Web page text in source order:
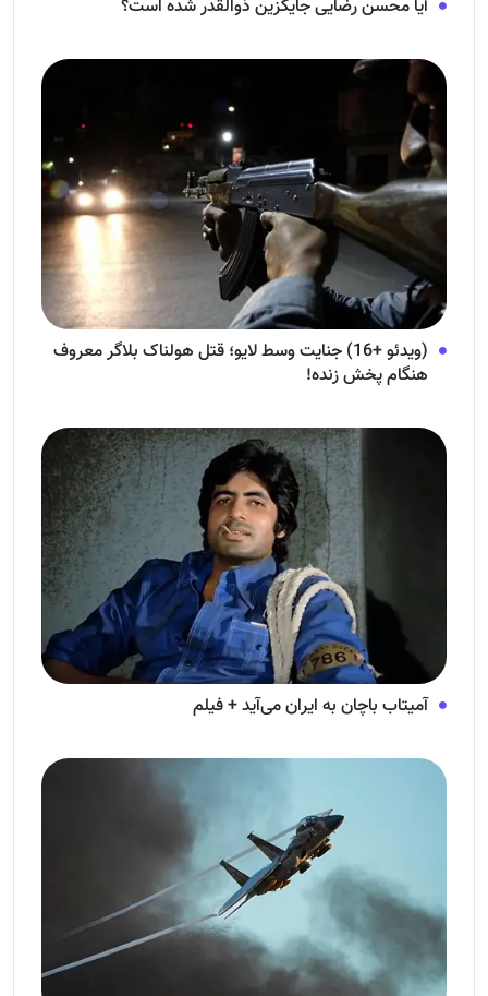
آیا محسن رضایی جایگزین ذوالقدر شده است؟
(ویدئو +16) جنایت وسط لایو؛ قتل هولناک بلاگر معروف
هنگام پخش زنده!
آمیتاب باچان به ایران می‌آید + فیلم